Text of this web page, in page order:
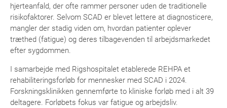
hjerteanfald, der ofte rammer personer uden de traditionelle
risikofaktorer. Selvom SCAD er blevet lettere at diagnosticere,
mangler der stadig viden om, hvordan patienter oplever
træthed (fatigue) og deres tilbagevenden til arbejdsmarkedet
efter sygdommen.
I samarbejde med Rigshospitalet etablerede REHPA et
rehabiliteringsforløb for mennesker med SCAD i 2024.
Forskningsklinikken gennemførte to kliniske forløb med i alt 39
deltagere. Forløbets fokus var fatigue og arbejdsliv.